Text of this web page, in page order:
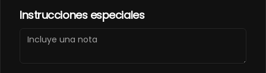
Mi cuenta
Instrucciones especiales